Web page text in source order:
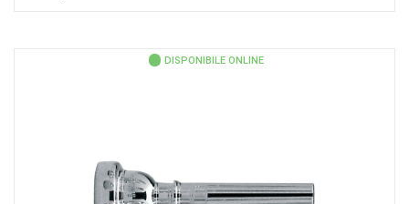
DISPONIBILE ONLINE